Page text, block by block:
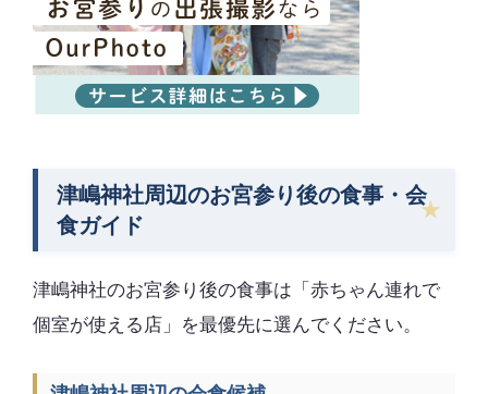
津嶋神社周辺のお宮参り後の食事・会
食ガイド
津嶋神社のお宮参り後の食事は「赤ちゃん連れで
個室が使える店」を最優先に選んでください。